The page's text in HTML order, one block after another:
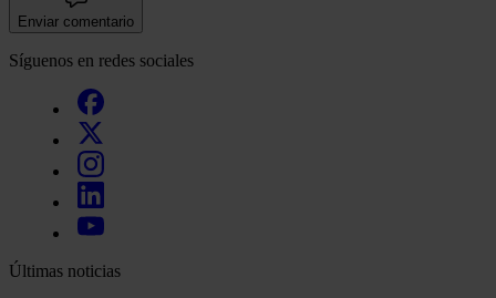
Enviar comentario
Síguenos en redes sociales
Últimas noticias